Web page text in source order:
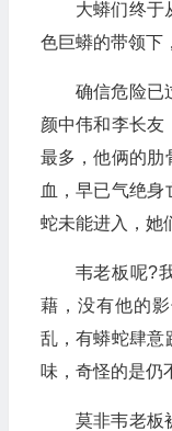
大蟒们终于
色巨蟒的带领下
确信危险已
颜中伟和李长友
最多，他俩的肋
血，早已气绝
蛇未能进入，她
韦老板呢?
藉，没有他的
乱，有蟒蛇肆意
味，奇怪的是仍
莫非韦老板